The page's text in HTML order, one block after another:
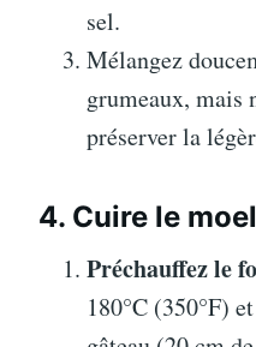
sel.
Mélangez
grumeaux, mais
préserver la
4. Cuire le
Préchauffez le
180°C (350°F)